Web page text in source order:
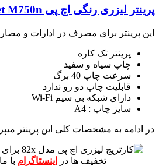
پرینتر لیزری رنگی اچ پی HP Color LaserJet M750n
این پرینتر برای مصرف در ادارات و
پرینتر تک کاره
چاپ سیاه و سفید
سرعت چاپ 40 برگ
قابلیت چاپ دو رو ندارد
دارای شبکه بی سیم Wi-Fi
سایز چاپ : A4
در ادامه به مشخصات کلی این پرینتر
تخفیف ها در
اینستاگرام با